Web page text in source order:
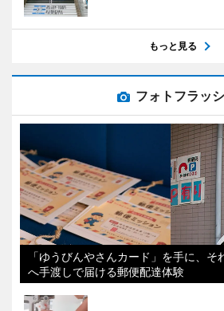
もっと見る
フォトフラッ
「ゆうびんやさんカード」を手に、
へ手渡しで届ける郵便配達体験